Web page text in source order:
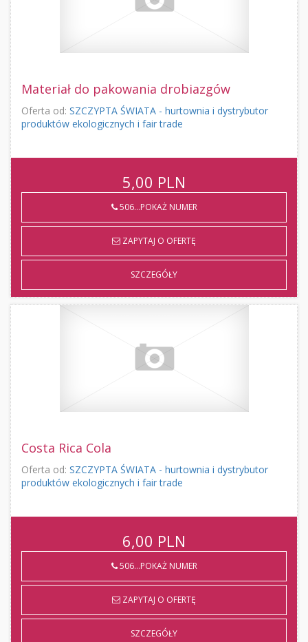
Materiał do pakowania drobiazgów
Oferta od: SZCZYPTA ŚWIATA - hurtownia i dystrybutor
produktów ekologicznych i fair trade
5,00 PLN
506...POKAŻ NUMER
ZAPYTAJ O OFERTĘ
SZCZEGÓŁY
Costa Rica Cola
Oferta od: SZCZYPTA ŚWIATA - hurtownia i dystrybutor
produktów ekologicznych i fair trade
6,00 PLN
506...POKAŻ NUMER
ZAPYTAJ O OFERTĘ
SZCZEGÓŁY